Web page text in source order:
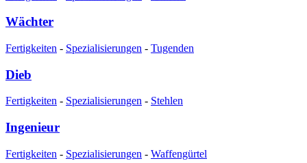
Wächter
Fertigkeiten - Spezialisierungen - Tugenden
Dieb
Fertigkeiten - Spezialisierungen - Stehlen
Ingenieur
Fertigkeiten - Spezialisierungen - Waffengürtel